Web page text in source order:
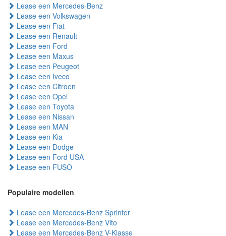
Lease een Mercedes-Benz
Lease een Volkswagen
Lease een Fiat
Lease een Renault
Lease een Ford
Lease een Maxus
Lease een Peugeot
Lease een Iveco
Lease een Citroen
Lease een Opel
Lease een Toyota
Lease een Nissan
Lease een MAN
Lease een Kia
Lease een Dodge
Lease een Ford USA
Lease een FUSO
Populaire modellen
Lease een Mercedes-Benz Sprinter
Lease een Mercedes-Benz Vito
Lease een Mercedes-Benz V-Klasse